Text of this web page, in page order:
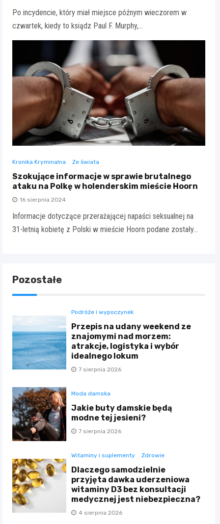
Po incydencie, który miał miejsce późnym wieczorem w
czwartek, kiedy to ksiądz Paul F. Murphy,…
Kronika Kryminalna Ze świata
Szokujące informacje w sprawie brutalnego
ataku na Polkę w holenderskim mieście Hoorn
16 sierpnia 2024
Informacje dotyczące przerażającej napaści seksualnej na
31-letnią kobietę z Polski w mieście Hoorn podane zostały…
Pozostałe
Podróże i wypoczynek
Przepis na udany weekend ze
znajomymi nad morzem:
atrakcje, logistyka i wybór
idealnego lokum
7 sierpnia 2026
Moda damska
Jakie buty damskie będą
modne tej jesieni?
7 sierpnia 2026
Witaminy i suplementy Zdrowie
Dlaczego samodzielnie
przyjęta dawka uderzeniowa
witaminy D3 bez konsultacji
medycznej jest niebezpieczna?
4 sierpnia 2026